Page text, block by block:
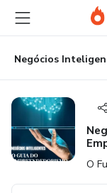
para
conteúdo
principal
para
pagamento
para
rodapé
O